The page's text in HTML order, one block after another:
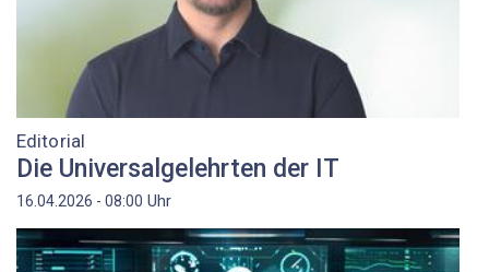
Editorial
Die Universalgelehrten der IT
16.04.2026 - 08:00 Uhr